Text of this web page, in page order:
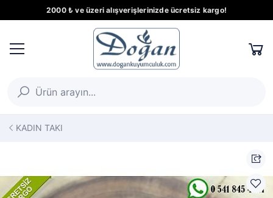
2000 ₺ ve üzeri alışverişlerinizde ücretsiz kargo!
KADIN TAKI